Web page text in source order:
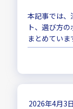
本記事では、
ト、選び方
まとめてい
を実現した
2026年4月3日